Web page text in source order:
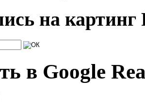
на картинг
в Google